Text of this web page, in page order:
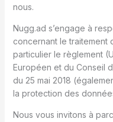
nous.
Nugg.ad s’engage à
concernant le traitement
particulier le règlement
Européen et du Conseil
du 25 mai 2018
la protection des
Nous vous invitons à